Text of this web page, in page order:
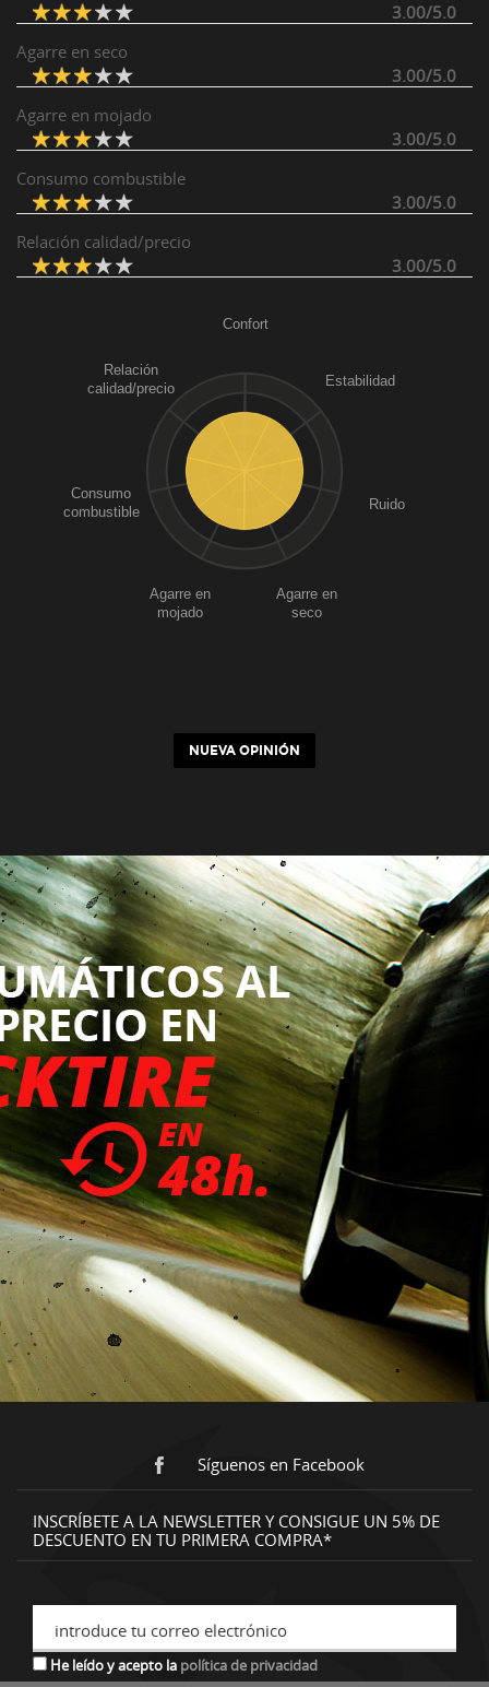
3.00/5.0
Agarre en seco
3.00/5.0
Agarre en mojado
3.00/5.0
Consumo combustible
3.00/5.0
Relación calidad/precio
3.00/5.0
Confort
Estabilidad
Ruido
Agarre en
seco
Agarre en
mojado
Consumo
combustible
Relación
calidad/precio
NUEVA OPINIÓN
Síguenos en Facebook
INSCRÍBETE A LA NEWSLETTER Y CONSIGUE UN 5% DE
DESCUENTO EN TU PRIMERA COMPRA*
introduce tu correo electrónico
He leído y acepto la política de privacidad